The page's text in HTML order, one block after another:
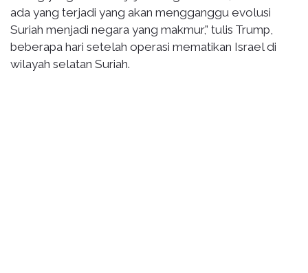
ada yang terjadi yang akan mengganggu evolusi
Suriah menjadi negara yang makmur,” tulis Trump,
beberapa hari setelah operasi mematikan Israel di
wilayah selatan Suriah.